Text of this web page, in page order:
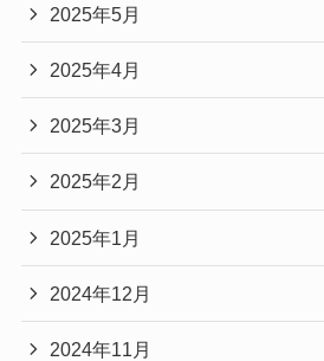
2025年5月
2025年4月
2025年3月
2025年2月
2025年1月
2024年12月
2024年11月